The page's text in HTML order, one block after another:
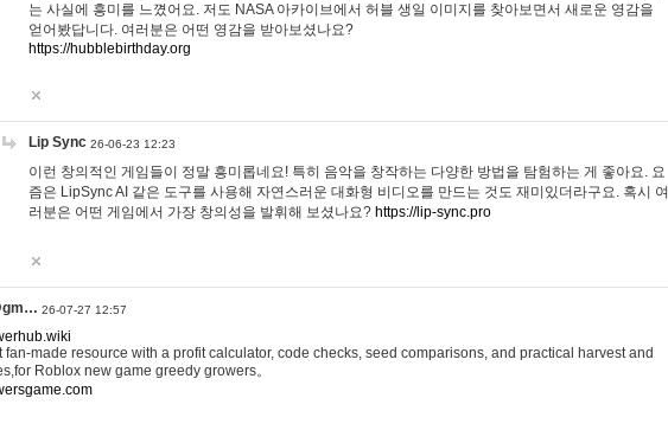
는 사실에 흥미를 느꼈어요. 저도 NASA 아카이브에서 허블 생일 이미지를 찾아보면서 새로운 영감을
얻어봤답니다. 여러분은 어떤 영감을 받아보셨나요?
https://hubblebirthday.org
Lip Sync 26-06-23 12:23
이런 창의적인 게임들이 정말 흥미롭네요! 특히 음악을 창작하는 다양한 방법을 탐험하는 게 좋아요. 요
즘은 LipSync AI 같은 도구를 사용해 자연스러운 대화형 비디오를 만드는 것도 재미있더라구요. 혹시 여
러분은 어떤 게임에서 가장 창의성을 발휘해 보셨나요? https://lip-sync.pro
26-07-27 12:57
made resource with a profit calculator, code checks, seed comparisons, and practical harvest and
Roblox new game greedy growers。